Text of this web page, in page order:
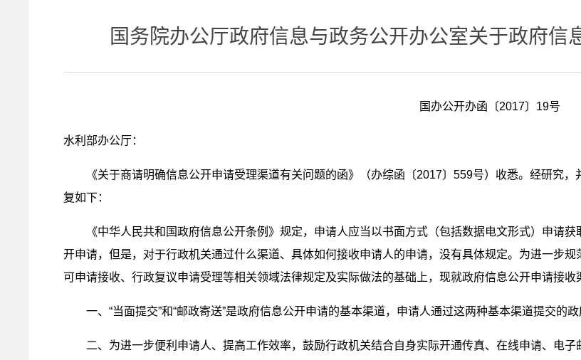
国务院办公厅政府信息与政务公开办公室关于政府信
国办公开办函〔2017〕19号
水利部办公厅：
《关于商请明确信息公开申请受理渠道有关问题的函》（办综函〔2017〕559号）收悉。经研究
复如下：
《中华人民共和国政府信息公开条例》规定，申请人应当以书面方式（包括数据电文形式）申请
开申请，但是，对于行政机关通过什么渠道、具体如何接收申请人的申请，没有具体规定。为进一步
可申请接收、行政复议申请受理等相关领域法律规定及实际做法的基础上，现就政府信息公开申请接收
一、“当面提交”和“邮政寄送”是政府信息公开申请的基本渠道，申请人通过这两种基本渠道提交的
二、为进一步便利申请人、提高工作效率，鼓励行政机关结合自身实际开通传真、在线申请、电